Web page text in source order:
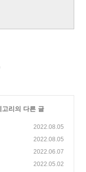
고리의 다른 글
2022.08.05
2022.08.05
2022.06.07
2022.05.02